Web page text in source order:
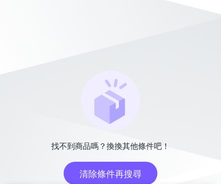
找不到商品嗎？換換其他條件吧！
清除條件再搜尋